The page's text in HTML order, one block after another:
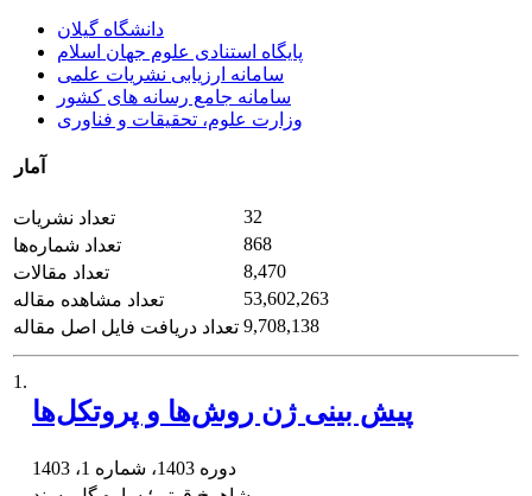
دانشگاه گیلان
پایگاه استنادی علوم جهان اسلام
سامانه ارزیابی نشریات علمی
سامانه جامع رسانه های کشور
وزارت علوم، تحقیقات و فناوری
آمار
تعداد نشریات
32
تعداد شماره‌ها
868
تعداد مقالات
8,470
تعداد مشاهده مقاله
53,602,263
تعداد دریافت فایل اصل مقاله 9,708,138
1.
پیش بینی ژن روش‌ها و پروتکل‌ها
دوره 1403، شماره 1، 1403